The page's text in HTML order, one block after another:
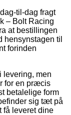
til-dag fragt
– Bolt Racing
at bestillingen
hensynstagen til
forinden
levering, men
for en præcis
betalelige form
sig tæt på
få leveret dine